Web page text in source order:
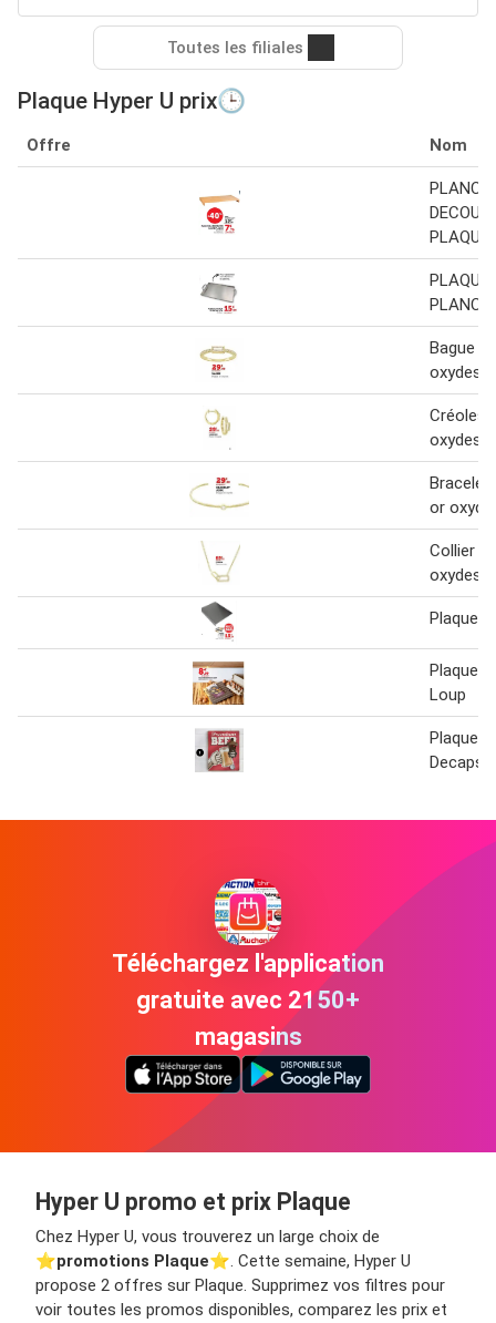
Toutes les filiales
Plaque Hyper U prix🕒
Offre Nom
PLAQUE
Bague
oxydes
Créoles
oxydes
Bracelet
or oxyde
Collier
oxydes
Plaque
Plaque
Loup
Plaque
Téléchargez l'application
gratuite avec 2150+
magasins
Hyper U promo et prix Plaque
Chez Hyper U, vous trouverez un large choix de
⭐️promotions Plaque⭐️. Cette semaine, Hyper U
propose 2 offres sur Plaque. Supprimez vos filtres pour
voir toutes les promos disponibles, comparez les prix et